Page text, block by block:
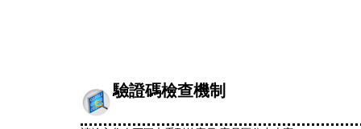
驗證碼檢查機制